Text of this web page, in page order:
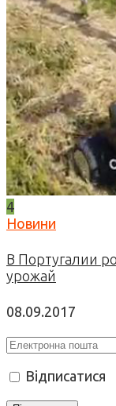
4
Новини
В Португалии
урожай
08.09.2017
Відписатися